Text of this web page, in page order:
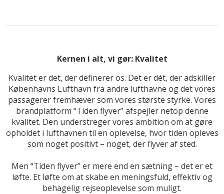
Kernen i alt, vi gør: Kvalitet
Kvalitet er det, der definerer os. Det er dét, der adskiller
Københavns Lufthavn fra andre lufthavne og det vores
passagerer fremhæver som vores største styrke. Vores
brandplatform “Tiden flyver” afspejler netop denne
kvalitet. Den understreger vores ambition om at gøre
opholdet i lufthavnen til en oplevelse, hvor tiden opleves
som noget positivt – noget, der flyver af sted.
Men “Tiden flyver” er mere end en sætning – det er et
løfte. Et løfte om at skabe en meningsfuld, effektiv og
behagelig rejseoplevelse som muligt.